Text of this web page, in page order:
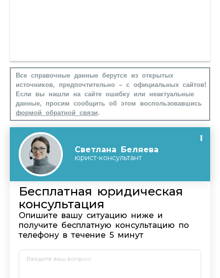
Все справочные данные берутся из открытых
источников, предпочтительно – с официальных сайтов!
Если вы нашли на сайте ошибку или неактуальные
данные, просим сообщить об этом воспользовавшись
формой обратной связи.